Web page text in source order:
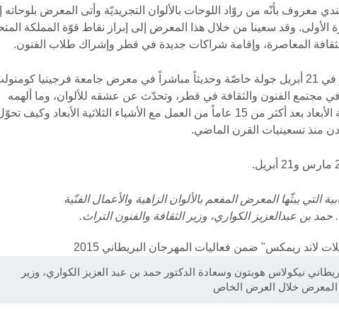
معروف بأنّه من روّاد اللوحات بالألوان التجريديّة وأتى المعرض بلوحاته
الأولى. وقد سعينا من خلال هذا المعرض إلى إبراز نقاط قوّة المملكة
المعاصرة، وإقامة شراكات جديدة في قطر وإشراك طلاب الفنون.
وقدّم ديفيد باتشيلور في 21 أبريل جولة خاصّة وحديثاً مباشراً في معرض جامعة فرجينيا
في مجتمع الفنون والثقافة في قطر، وتحدّث عن عشقه للألوان، وما ألهمه
لابتكار أعماله الثنائية الأبعاد بعد أكثر من 15 عاماً من العمل مع الأشياء الثلاثية الأبعاد وكيف
منذ تسعينيات القرن الماضي.
التي يبثّها المعرض المفعم بالألوان الزاهية والأعمال الفنّية
بن عبدالعزيز الكواري، وزير الثقافة والفنون التراث.
نيكولاس هوبتون وسعادة الدكتور حمد بن عبد العزيز الكواري، وزير
المعرض خلال العرض الخاص